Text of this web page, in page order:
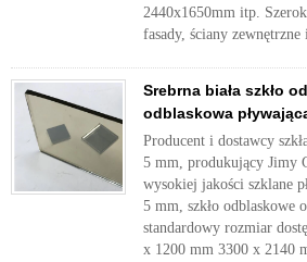
2440x1650mm itp.
fasady, ściany zewnętrzne
Srebrna biała szkło
odblaskowa
Producent i dostawcy
5 mm, produkujący Jimy
wysokiej jakości szklane
5 mm, szkło odblaskowe
standardowy rozmiar
x 1200 mm 3300 x 2140